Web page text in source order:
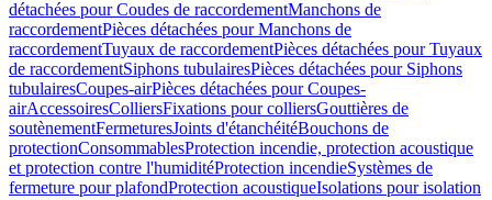
détachées pour Coudes de raccordementManchons de
raccordementPièces détachées pour Manchons de
raccordementTuyaux de raccordementPièces détachées pour Tuyaux
de raccordementSiphons tubulairesPièces détachées pour Siphons
tubulairesCoupes-airPièces détachées pour Coupes-
airAccessoiresColliersFixations pour colliersGouttières de
soutènementFermeturesJoints d'étanchéitéBouchons de
protectionConsommablesProtection incendie, protection acoustique
et protection contre l'humiditéProtection incendieSystèmes de
fermeture pour plafondProtection acoustiqueIsolations pour isolation